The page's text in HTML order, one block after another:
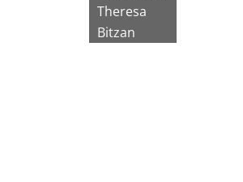
Theresa
Bitzan